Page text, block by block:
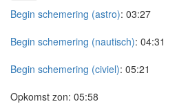
Begin schemering (astro): 03:27
Begin schemering (nautisch): 04:31
Begin schemering (civiel): 05:21
Opkomst zon: 05:58